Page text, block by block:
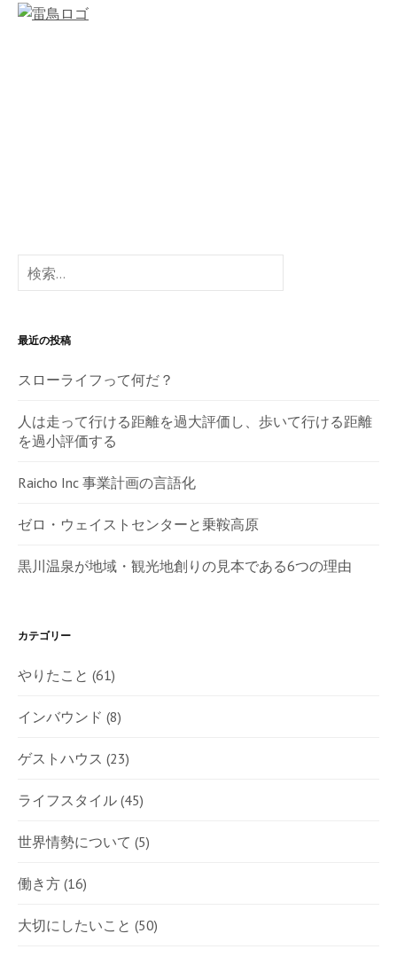
シ
検
索:
最近の投稿
スローライフって何だ？
人は走って行ける距離を過大評価し、歩いて行ける距離
を過小評価する
Raicho Inc 事業計画の言語化
ゼロ・ウェイストセンターと乗鞍高原
黒川温泉が地域・観光地創りの見本である6つの理由
カテゴリー
やりたこと (61)
インバウンド (8)
ゲストハウス (23)
ライフスタイル (45)
世界情勢について (5)
働き方 (16)
大切にしたいこと (50)